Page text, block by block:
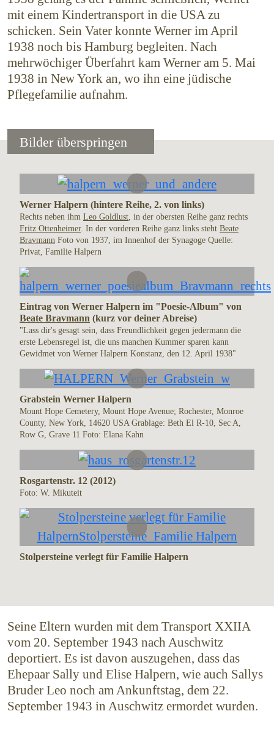
mit einem Kindertransport in die USA zu
schicken. Sein Vater konnte Werner im April
1938 noch bis Hamburg begleiten. Nach
mehrwöchiger Überfahrt kam Werner am 5. Mai
1938 in New York an, wo ihn eine jüdische
Pflege­familie aufnahm.
Bilder überspringen
Werner Halpern (hintere Reihe, 2. von links)
Rechts neben ihm Leo Goldlust , in der obersten Reihe ganz rechts
Fritz Ottenheimer. In der vorderen Reihe ganz links steht Beate
Bravmann Foto von 1937, im Innenhof der Synagoge Quelle:
Privat, Familie Halpern
Eintrag von Werner Halpern im "Poesie-Album" von
Beate Bravmann (kurz vor deiner Abreise)
"Lass dir's gesagt sein, dass Freundlichkeit gegen jedermann die
erste Lebensregel ist, die uns manchen Kummer sparen kann
Gewidmet von Werner Halpern Konstanz, den 12. April 1938"
Grabstein Werner Halpern
Mount Hope Cemetery, Mount Hope Avenue; Rochester, Monroe
County, New York, 14620 USA Grablage: Beth El R-10, Sec A,
Row G, Grave 11 Foto: Elana Kahn
Rosgartenstr. 12 (2012)
Foto: W. Mikuteit
Stolpersteine verlegt für Familie Halpern
Seine Eltern wurden mit dem Transport XXIIA
vom 20. September 1943 nach Auschwitz
deportiert. Es ist davon auszugehen, dass das
Ehepaar Sally und Elise Halpern, wie auch Sallys
Bruder Leo noch am Ankunftstag, dem 22.
September 1943 in Auschwitz ermordet wurden.